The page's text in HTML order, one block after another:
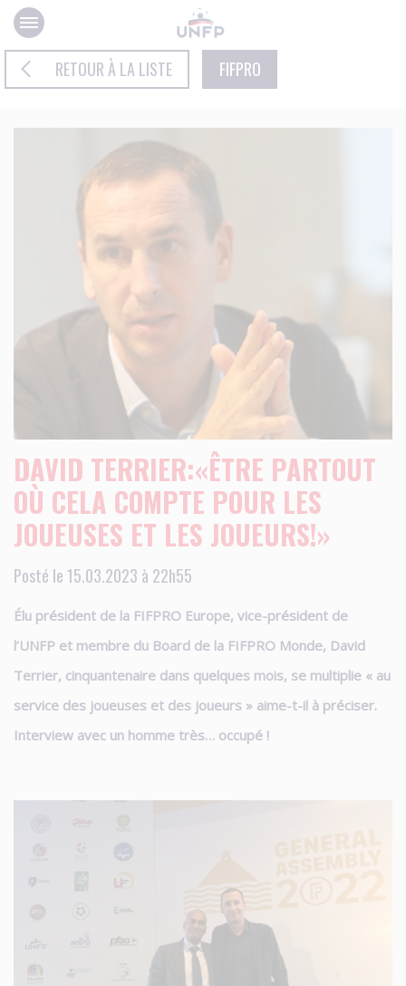
Panneau de gestion des cookies
RETOUR À LA LISTE FIFPRO
DAVID TERRIER:«ÊTRE PARTOUT
OÙ CELA COMPTE POUR LES
JOUEUSES ET LES JOUEURS!»
Posté le 15.03.2023 à 22h55
Élu président de la FIFPRO Europe, vice-président de
l’UNFP et membre du Board de la FIFPRO Monde, David
Terrier, cinquantenaire dans quelques mois, se multiplie « au
service des joueuses et des joueurs » aime-t-il à préciser.
Interview avec un homme très… occupé !